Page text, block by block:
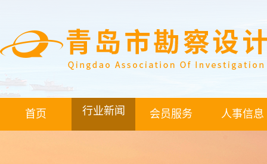
首页 行业新闻 会员服务 人事信息